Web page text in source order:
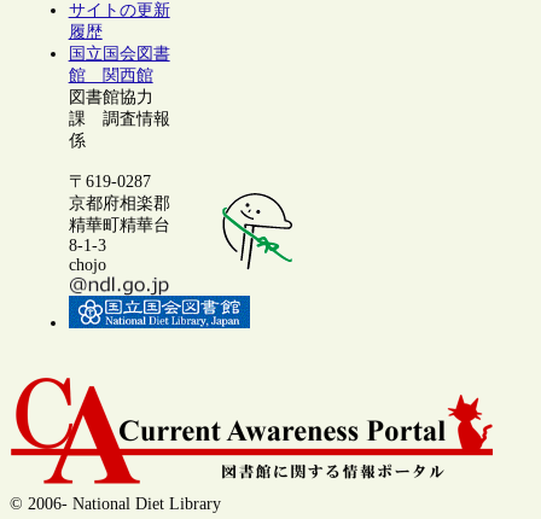
サイトの更新
履歴
国立国会図書
館 関西館
図書館協力
課 調査情報
係
〒619-0287
京都府相楽郡
精華町精華台
8-1-3
chojo
© 2006- National Diet Library